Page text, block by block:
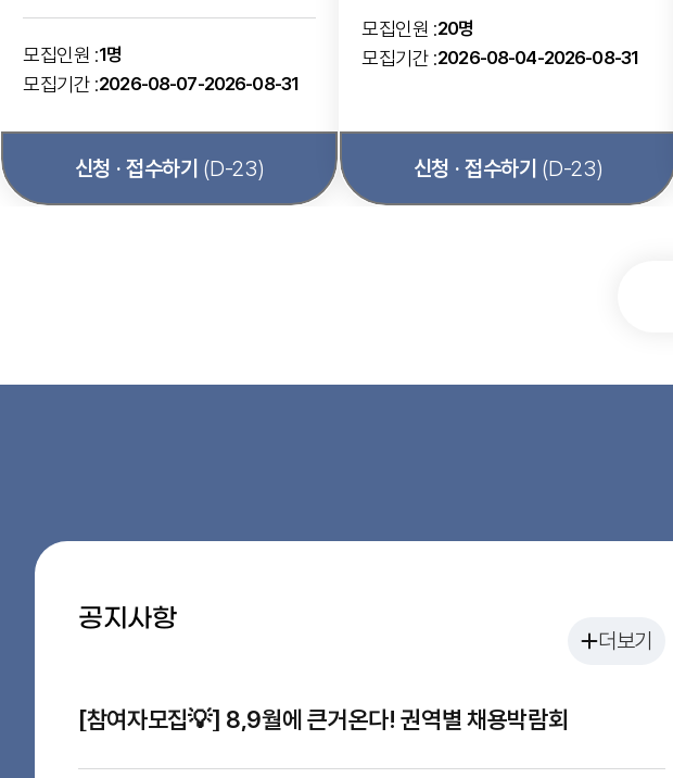
모집인원 :1명
모집기간 :2026-08-07-2026-08-31
신청 · 접수하기 (D-23)
모집인원 :20명
모집기간 :2026-08-04-2026-08-31
신청 · 접수하기 (D-23)
공지사항
[참여자모집💡] 8,9월에 큰거온다! 권역별 채용박람회
더보기